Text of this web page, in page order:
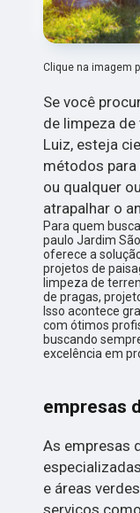
Clique na imagem
Se você
de limpeza
Luiz, esteja
métodos
ou qualquer
atrapalhar o
Para quem
paulo Jardim
oferece a
projetos de
limpeza de
de pragas,
Isso acontece
com ótimos
buscando
excelência em
empresas
As empresas
e áreas